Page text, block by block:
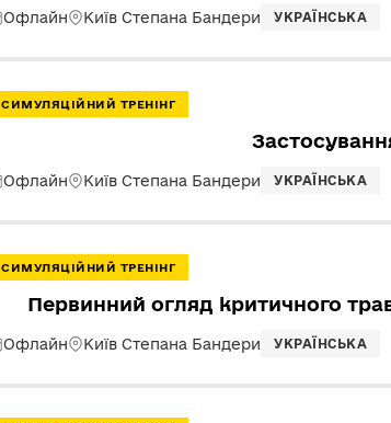
Офлайн Київ Степана Бандери УКРАЇНСЬКА
СИМУЛЯЦІЙНИЙ ТРЕНІНГ
Офлайн Київ Степана Бандери УКРАЇНСЬКА
СИМУЛЯЦІЙНИЙ ТРЕНІНГ
Первинний огляд критичного
Офлайн Київ Степана Бандери УКРАЇНСЬКА